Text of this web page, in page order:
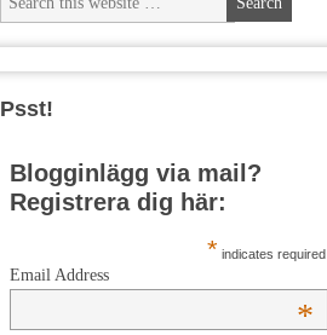
Psst!
Blogginlägg via mail?
Registrera dig här:
* indicates required
Email Address
*